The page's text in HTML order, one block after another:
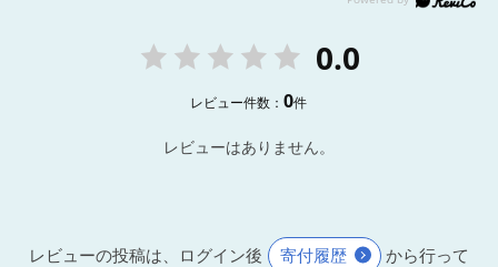
0.0
レビュー件数：0件
レビューはありません。
レビューの投稿は、ログイン後 寄付履歴
から行って